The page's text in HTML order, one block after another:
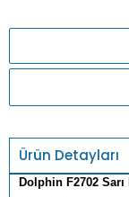
Ürün Detayları
Dolphin F2702